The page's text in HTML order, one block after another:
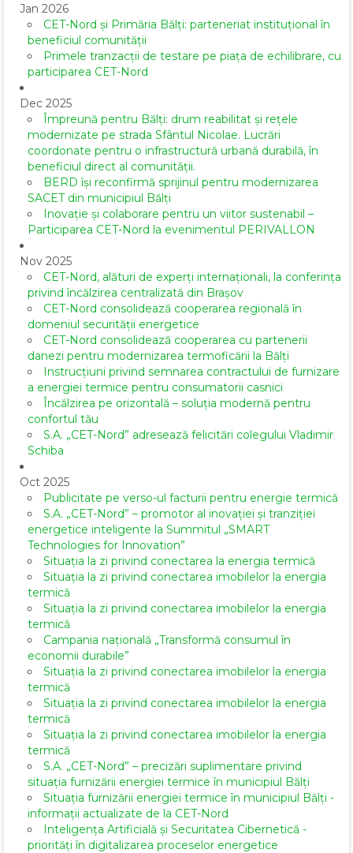
Jan 2026
CET-Nord și Primăria Bălți: parteneriat instituțional în
beneficiul comunității
Primele tranzacții de testare pe piața de echilibrare, cu
participarea CET-Nord
Dec 2025
Împreună pentru Bălți: drum reabilitat și rețele
modernizate pe strada Sfântul Nicolae. Lucrări
coordonate pentru o infrastructură urbană durabilă, în
beneficiul direct al comunității.
BERD își reconfirmă sprijinul pentru modernizarea
SACET din municipiul Bălți
Inovație și colaborare pentru un viitor sustenabil –
Participarea CET-Nord la evenimentul PERIVALLON
Nov 2025
CET-Nord, alături de experți internaționali, la conferința
privind încălzirea centralizată din Brașov
CET-Nord consolidează cooperarea regională în
domeniul securității energetice
CET-Nord consolidează cooperarea cu partenerii
danezi pentru modernizarea termoficării la Bălți
Instrucțiuni privind semnarea contractului de furnizare
a energiei termice pentru consumatorii casnici
Încălzirea pe orizontală – soluția modernă pentru
confortul tău
S.A. „CET-Nord” adresează felicitări colegului Vladimir
Schiba
Oct 2025
Publicitate pe verso-ul facturii pentru energie termică
S.A. „CET-Nord” – promotor al inovației și tranziției
energetice inteligente la Summitul „SMART
Technologies for Innovation”
Situația la zi privind conectarea la energia termică
Situația la zi privind conectarea imobilelor la energia
termică
Situația la zi privind conectarea imobilelor la energia
termică
Campania națională „Transformă consumul în
economii durabile”
Situația la zi privind conectarea imobilelor la energia
termică
Situația la zi privind conectarea imobilelor la energia
termică
Situația la zi privind conectarea imobilelor la energia
termică
S.A. „CET-Nord” – precizări suplimentare privind
situația furnizării energiei termice în municipiul Bălți
Situația furnizării energiei termice în municipiul Bălți -
informații actualizate de la CET-Nord
Inteligența Artificială și Securitatea Cibernetică -
priorități în digitalizarea proceselor energetice